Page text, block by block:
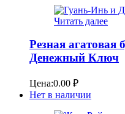
Читать далее
Резная агатовая
Денежный Ключ
Цена:0.00 ₽
Нет в наличии